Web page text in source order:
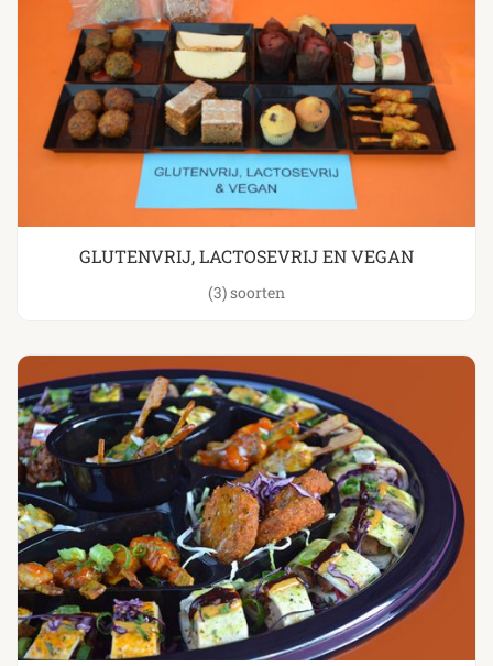
GLUTENVRIJ, LACTOSEVRIJ EN VEGAN
(3)